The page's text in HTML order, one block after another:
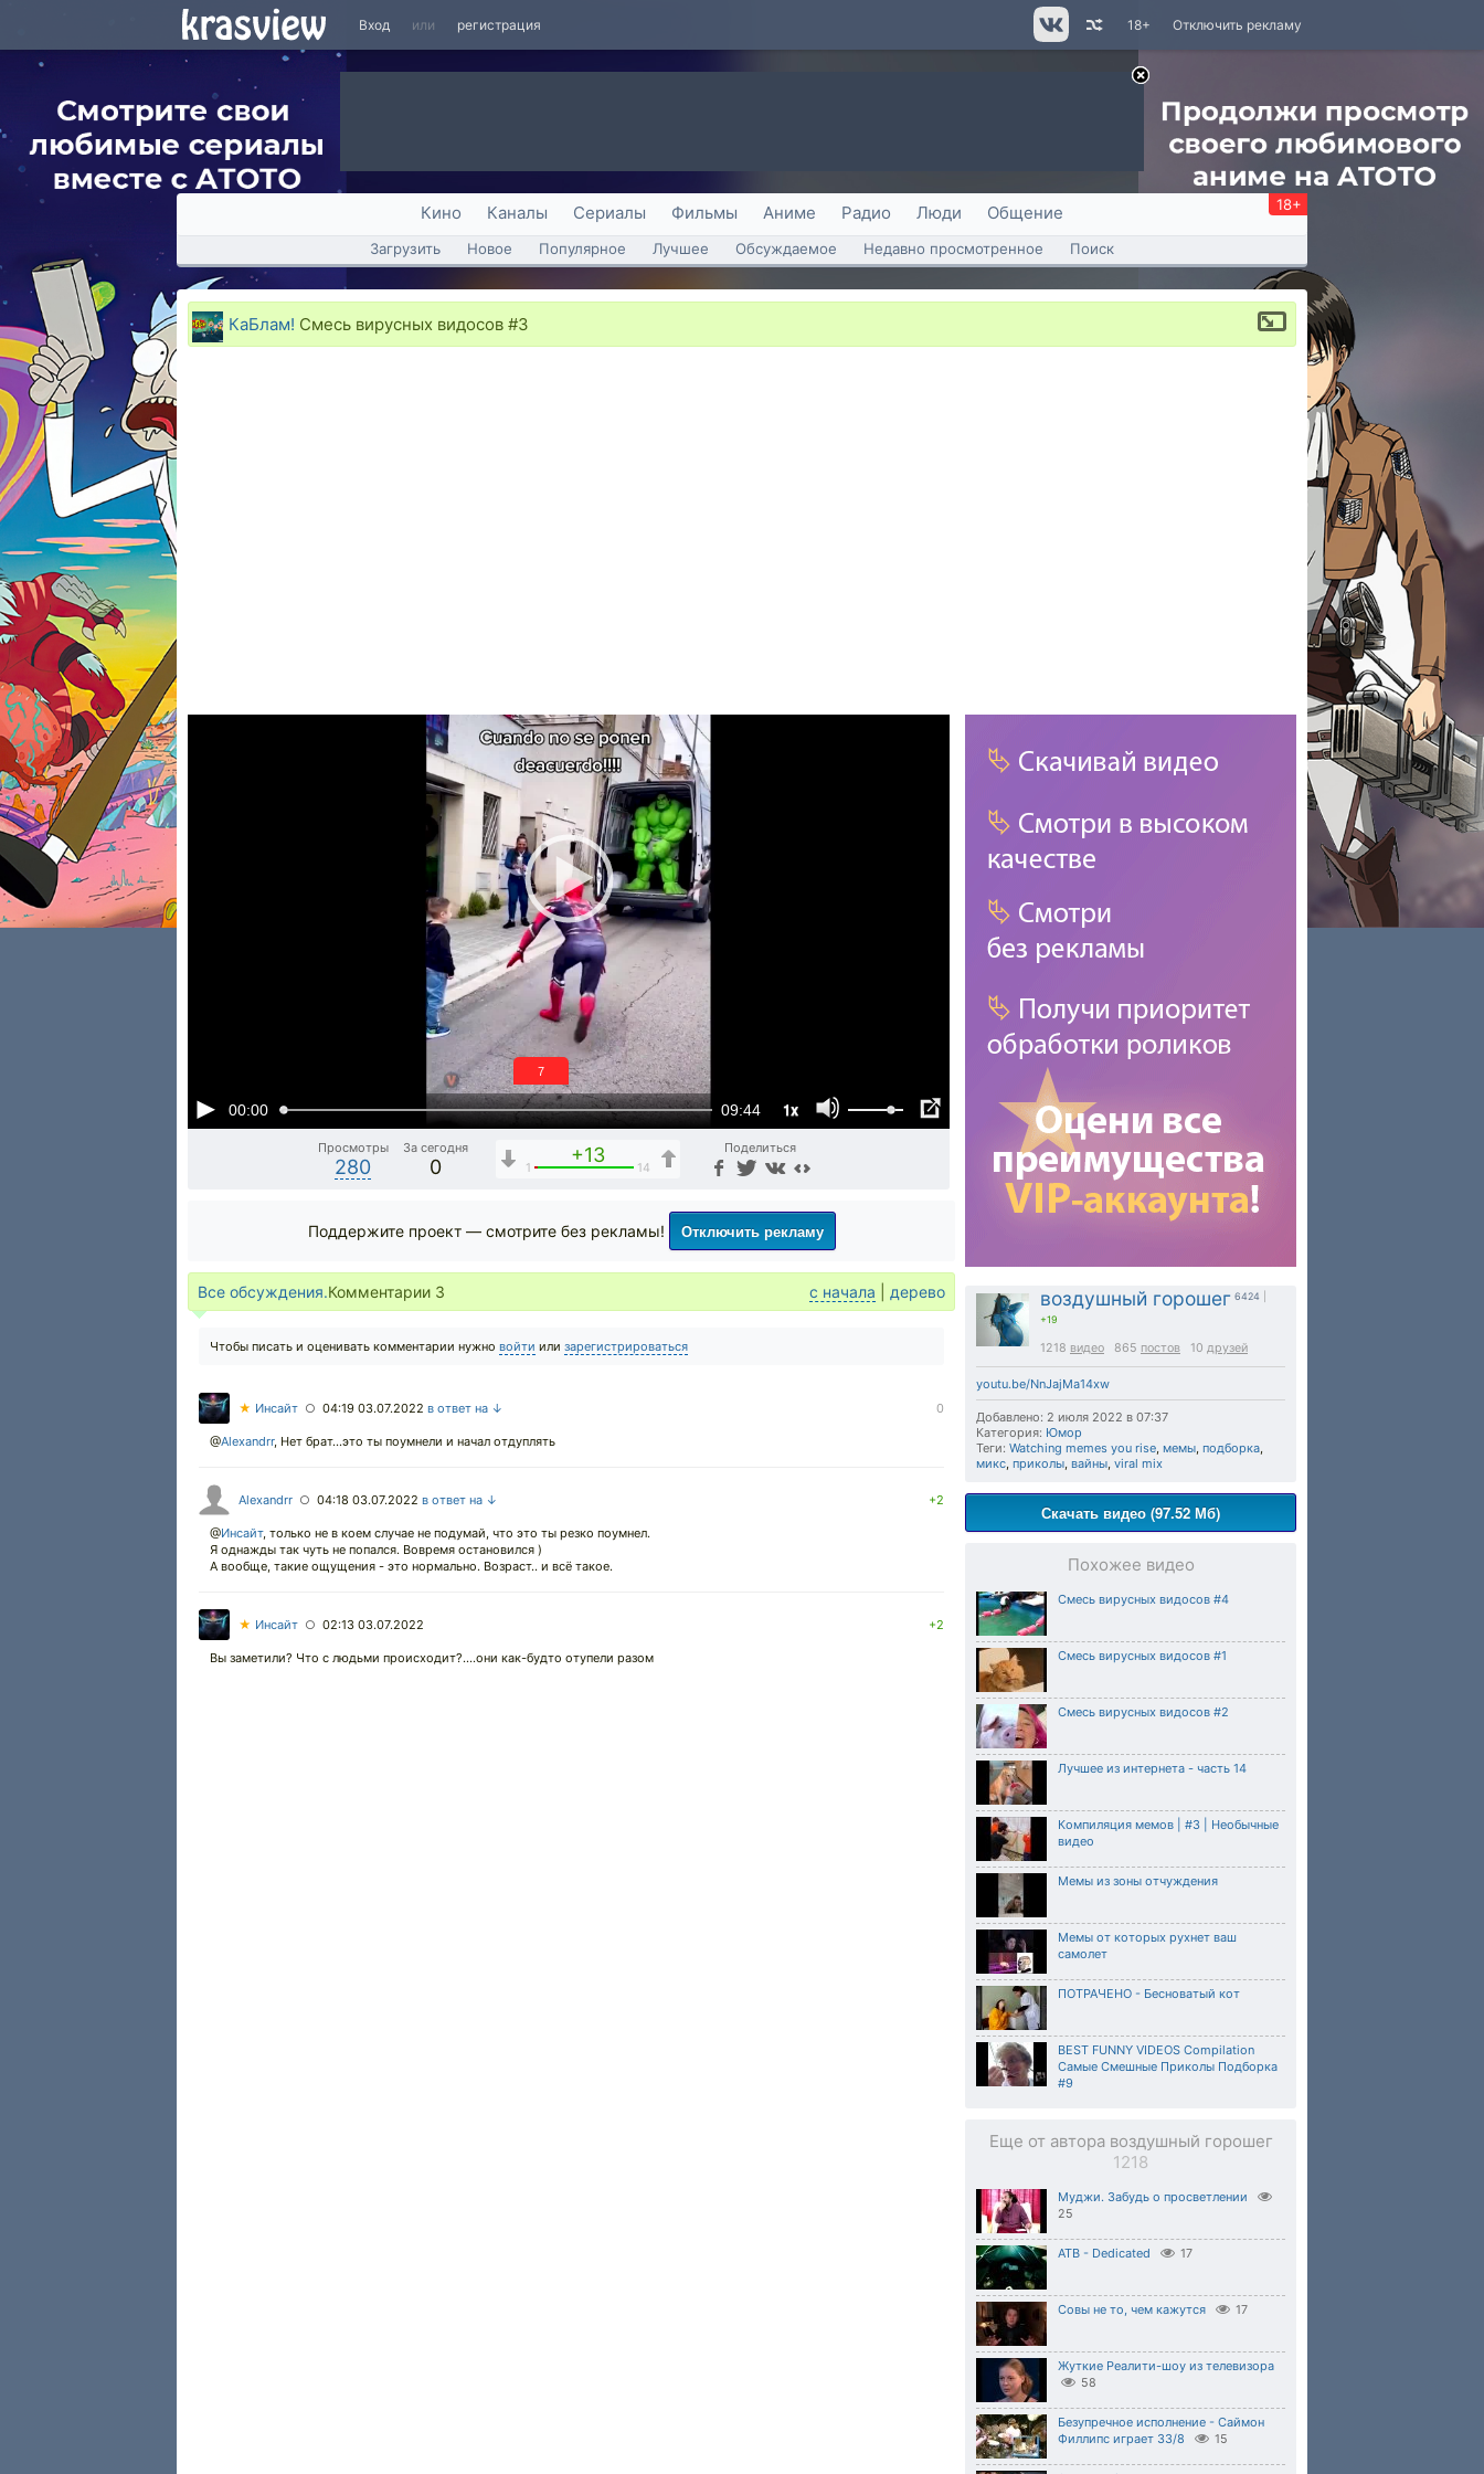
Вход или регистрация Отключить рекламу
18+
Кино Каналы Сериалы Фильмы Аниме Радио Люди Общение 18+
Загрузить Новое Популярное Лучшее Обсуждаемое Недавно просмотренное Поиск
КаБлам! Смесь вирусных видосов #3
00:00 09:44 1x
6
Просмотры
280
За сегодня
0
+13
1 14
Поделиться
воздушный горошег 6424
+19
1218 видео 865 постов 10 друзей
youtu.be/NnJajMa14xw
Добавлено: 2 июля 2022 в 07:37
Категория: Юмор
Теги: Watching memes you rise, мемы, подборка,
микс, приколы, вайны, viral mix
Скачать видео (97.52 Мб)
Похожее видео
Смесь вирусных видосов #4
Смесь вирусных видосов #1
Смесь вирусных видосов #2
Лучшее из интернета - часть 14
Компиляция мемов | #3 | Необычные
видео
Мемы из зоны отчуждения
Мемы от которых рухнет ваш
самолет
ПОТРАЧЕНО - Бесноватый кот
BEST FUNNY VIDEOS Compilation
Самые Смешные Приколы Подборка
#9
Еще от автора воздушный горошег
1218
Муджи. Забудь о просветлении
25
ATB - Dedicated 17
Совы не то, чем кажутся 17
Жуткие Реалити-шоу из телевизора
58
Безупречное исполнение - Саймон
Филлипс играет 33/8
15
Поддержите проект — смотрите без рекламы! Отключить рекламу
Все обсуждения.Комментарии 3 с начала дерево
Чтобы писать и оценивать комментарии нужно войти или зарегистрироваться
★ Инсайт ○ 04:19 03.07.2022 в ответ на ↓ 0
@Alexandrr, Нет брат...это ты поумнели и начал отдуплять
Alexandrr ○ 04:18 03.07.2022 в ответ на ↓ +2
@Инсайт, только не в коем случае не подумай, что это ты резко поумнел.
Я однажды так чуть не попался. Вовремя остановился )
А вообще, такие ощущения - это нормально. Возраст.. и всё такое.
★ Инсайт ○ 02:13 03.07.2022 +2
Вы заметили? Что с людьми происходит?....они как-будто отупели разом